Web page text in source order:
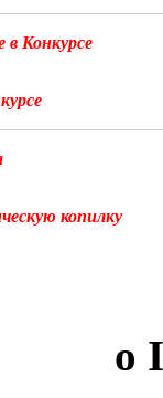
в Конкурсе
копилку
о